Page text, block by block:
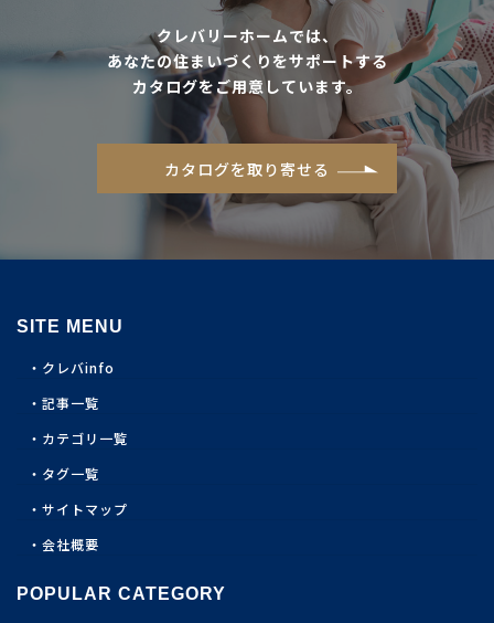
クレバリーホームでは、
あなたの住まいづくりをサポートする
カタログをご用意しています。
カタログを取り寄せる
SITE MENU
クレバinfo
記事一覧
カテゴリ一覧
タグ一覧
サイトマップ
会社概要
POPULAR CATEGORY